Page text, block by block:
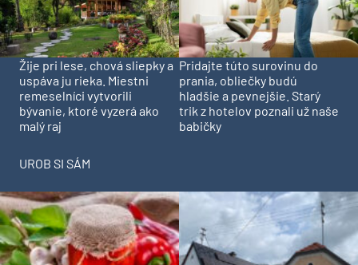
Žije pri lese, chová sliepky a
uspáva ju rieka. Miestni
remeselníci vytvorili
bývanie, ktoré vyzerá ako
malý raj
Pridajte túto surovinu do
prania, obliečky budú
hladšie a pevnejšie. Starý
trik z hotelov poznali už naše
babičky
UROB SI SÁM